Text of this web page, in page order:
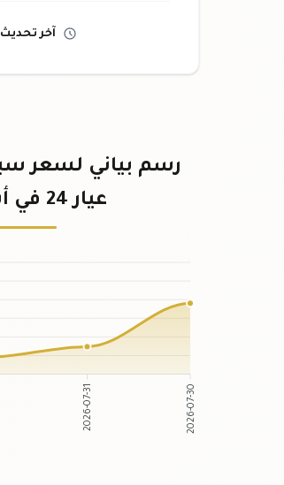
آخر تحديث
عيار 24 في أستراليا
2026-07-31 2026-07-30